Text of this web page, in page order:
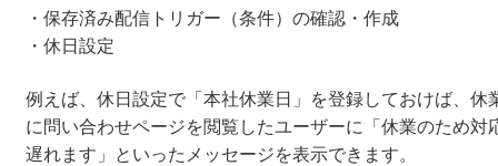
・保存済み配信トリガー（条件）の確認・作成
・休日設定
例えば、休日設定で「本社休業日」を登録しておけば、休
に問い合わせページを閲覧したユーザーに「休業のため対
遅れます」といったメッセージを表示できます。